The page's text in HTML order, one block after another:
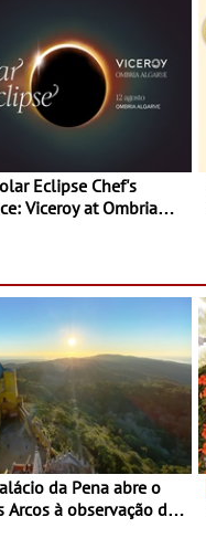
Viceroy at Ombria
Arcos à observação do